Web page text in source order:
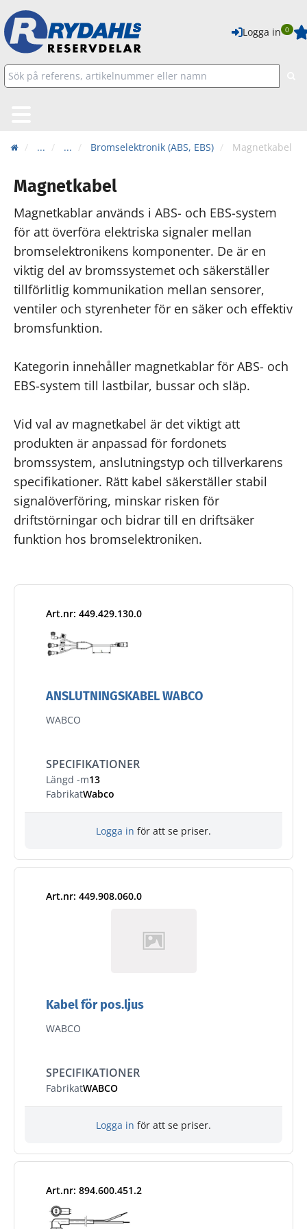
Logga in 0
... ... Bromselektronik (ABS, EBS) Magnetkabel
Magnetkabel
Magnetkablar används i ABS- och EBS-system
för att överföra elektriska signaler mellan
bromselektronikens komponenter. De är en
viktig del av bromssystemet och säkerställer
tillförlitlig kommunikation mellan sensorer,
ventiler och styrenheter för en säker och effektiv
bromsfunktion.
Kategorin innehåller magnetkablar för ABS- och
EBS-system till lastbilar, bussar och släp.
Vid val av magnetkabel är det viktigt att
produkten är anpassad för fordonets
bromssystem, anslutningstyp och tillverkarens
specifikationer. Rätt kabel säkerställer stabil
signalöverföring, minskar risken för
driftstörningar och bidrar till en driftsäker
funktion hos bromselektroniken.
Art.nr: 449.429.130.0
ANSLUTNINGSKABEL WABCO
WABCO
SPECIFIKATIONER
Längd -m13
FabrikatWabco
Logga in för att se priser.
Art.nr: 449.908.060.0
Kabel för pos.ljus
WABCO
SPECIFIKATIONER
FabrikatWABCO
Logga in för att se priser.
Art.nr: 894.600.451.2